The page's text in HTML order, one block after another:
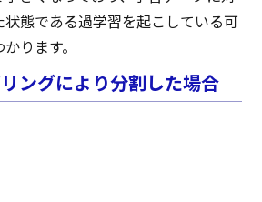
状態である過学習を起こしている可
ります。
ングにより分割した場合